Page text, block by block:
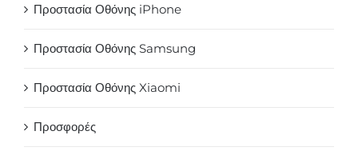
Προστασία Οθόνης iPhone
Προστασία Οθόνης Samsung
Προστασία Οθόνης Xiaomi
Προσφορές